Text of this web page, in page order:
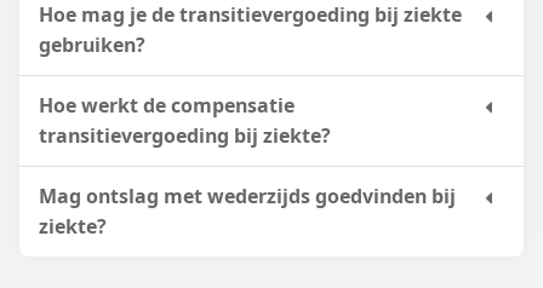
Hoe mag je de transitievergoeding bij ziekte
gebruiken?
Hoe werkt de compensatie
transitievergoeding bij ziekte?
Mag ontslag met wederzijds goedvinden bij
ziekte?